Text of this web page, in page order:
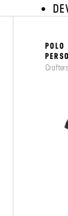
POLO
Crafters